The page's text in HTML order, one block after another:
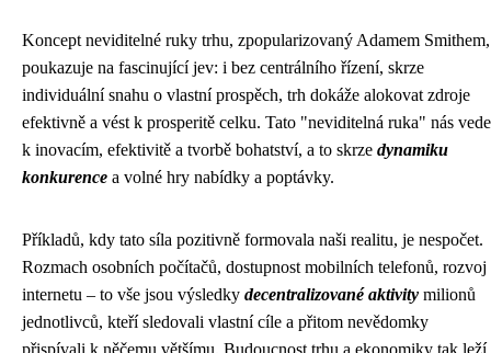
Koncept neviditelné ruky trhu, zpopularizovaný Adamem Smithem,
poukazuje na fascinující jev: i bez centrálního řízení, skrze
individuální snahu o vlastní prospěch, trh dokáže alokovat zdroje
efektivně a vést k prosperitě celku. Tato "neviditelná ruka" nás vede
k inovacím, efektivitě a tvorbě bohatství, a to skrze dynamiku
konkurence a volné hry nabídky a poptávky.
Příkladů, kdy tato síla pozitivně formovala naši realitu, je nespočet.
Rozmach osobních počítačů, dostupnost mobilních telefonů, rozvoj
internetu – to vše jsou výsledky decentralizované aktivity milionů
jednotlivců, kteří sledovali vlastní cíle a přitom nevědomky
přispívali k něčemu většímu. Budoucnost trhu a ekonomiky tak leží